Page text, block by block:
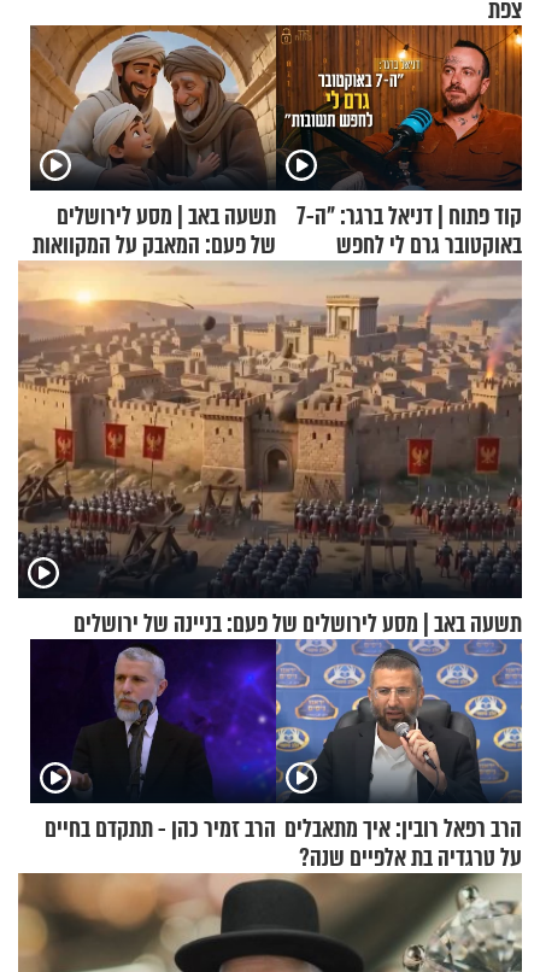
צפת
קוד פתוח | דניאל ברגר: "ה-7
באוקטובר גרם לי לחפש
תשובות"
תשעה באב | מסע לירושלים
של פעם: המאבק על המקוואות
תשעה באב | מסע לירושלים של פעם: בניינה של ירושלים
הרב רפאל רובין: איך מתאבלים
על טרגדיה בת אלפיים שנה?
הרב זמיר כהן - תתקדם בחיים